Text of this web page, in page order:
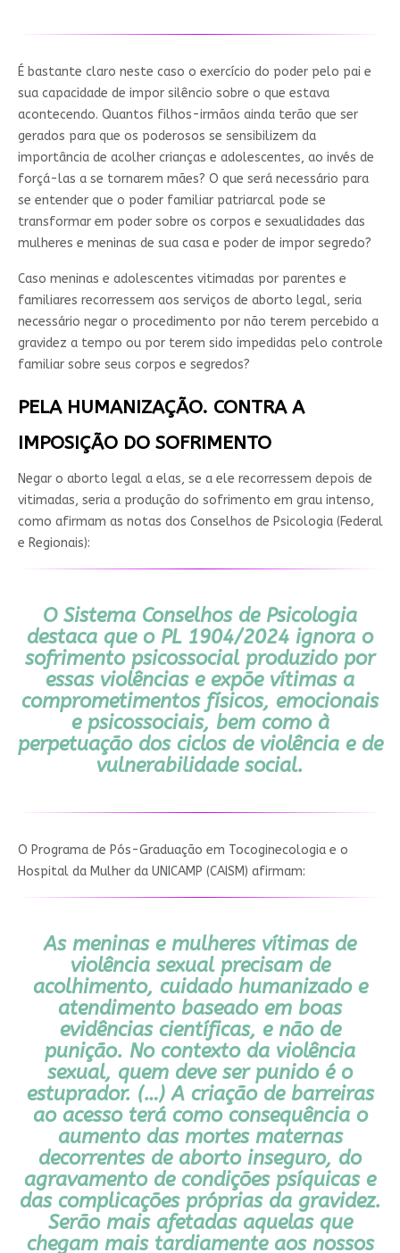
É bastante claro neste caso o exercício do poder pelo pai e
sua capacidade de impor silêncio sobre o que estava
acontecendo. Quantos filhos-irmãos ainda terão que ser
gerados para que os poderosos se sensibilizem da
importância de acolher crianças e adolescentes, ao invés de
forçá-las a se tornarem mães? O que será necessário para
se entender que o poder familiar patriarcal pode se
transformar em poder sobre os corpos e sexualidades das
mulheres e meninas de sua casa e poder de impor segredo?
Caso meninas e adolescentes vitimadas por parentes e
familiares recorressem aos serviços de aborto legal, seria
necessário negar o procedimento por não terem percebido a
gravidez a tempo ou por terem sido impedidas pelo controle
familiar sobre seus corpos e segredos?
PELA HUMANIZAÇÃO. CONTRA A
IMPOSIÇÃO DO SOFRIMENTO
Negar o aborto legal a elas, se a ele recorressem depois de
vitimadas, seria a produção do sofrimento em grau intenso,
como afirmam as notas dos Conselhos de Psicologia (Federal
e Regionais):
O Sistema Conselhos de Psicologia
destaca que o PL 1904/2024 ignora o
sofrimento psicossocial produzido por
essas violências e expõe vítimas a
comprometimentos físicos, emocionais
e psicossociais, bem como à
perpetuação dos ciclos de violência e de
vulnerabilidade social.
O Programa de Pós-Graduação em Tocoginecologia e o
Hospital da Mulher da UNICAMP (CAISM) afirmam:
As meninas e mulheres vítimas de
violência sexual precisam de
acolhimento, cuidado humanizado e
atendimento baseado em boas
evidências científicas, e não de
punição. No contexto da violência
sexual, quem deve ser punido é o
estuprador. (…) A criação de barreiras
ao acesso terá como consequência o
aumento das mortes maternas
decorrentes de aborto inseguro, do
agravamento de condições psíquicas e
das complicações próprias da gravidez.
Serão mais afetadas aquelas que
chegam mais tardiamente aos nossos